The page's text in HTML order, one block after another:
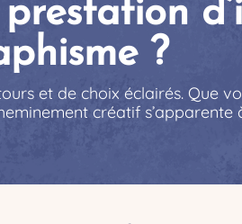
?
et de choix éclairés. Que
créatif s’apparente